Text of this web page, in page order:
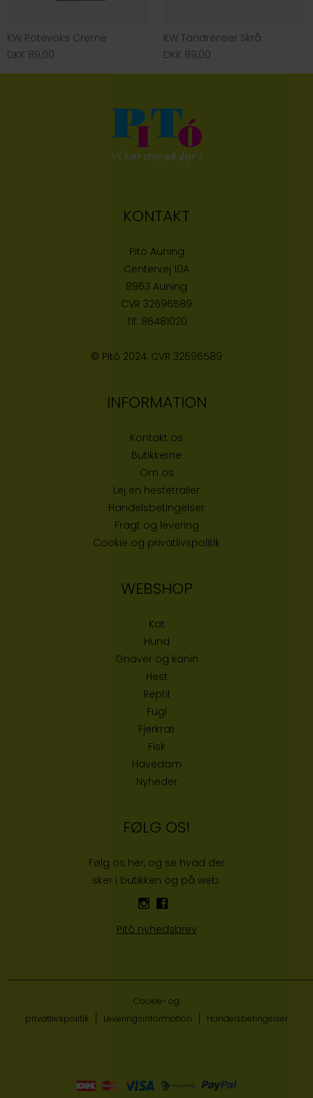
KW Potevoks Creme
DKK 89,00
KW Tandrenser Skrå
DKK 89,00
KONTAKT
Pitó Auning
Centervej 10A
8963 Auning
CVR 32696589
Tlf: 86481020
© Pitó 2024, CVR 32696589
INFORMATION
Kontakt os
Butikkerne
Om os
Lej en hestetrailer
Handelsbetingelser
Fragt og levering
Cookie og privatlivspolitik
WEBSHOP
Kat
Hund
Gnaver og kanin
Hest
Reptil
Fugl
Fjerkræ
Fisk
Havedam
Nyheder
FØLG OS!
Følg os her, og se hvad der
sker i butikken og på web:
Pitó nyhedsbrev
Cookie- og
privatlivspolitik
Leveringsinformation Handelsbetingelser